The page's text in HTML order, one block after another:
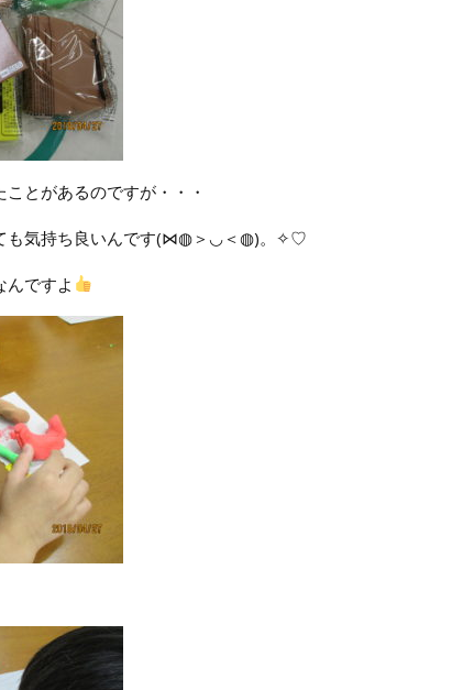
とがあるのですが・・・
も気持ち良いんです(⋈◍＞◡＜◍)。✧♡
んですよ